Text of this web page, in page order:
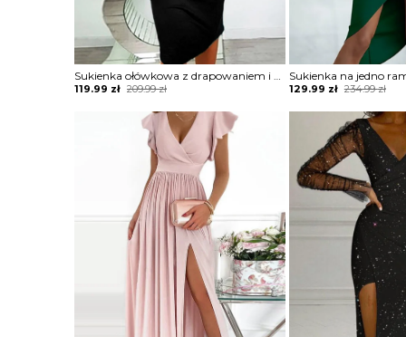
Sukienka ołówkowa z drapowaniem i dekoltem w łódkę
209.99zł
Original
119.99 zł
Current
234.99zł
Original
was:
234.99 zł.
129.99 zł
Current
is:
129.99 zł.